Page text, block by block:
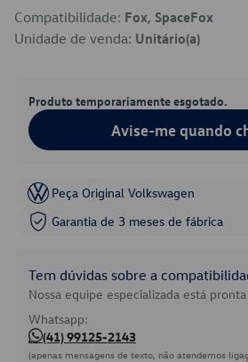
Compatibilidade: Fox, SpaceFox
Unidade de venda: Unitário(a)
Produto temporariamente esgotado.
Avise-me quando
Peça Original Volkswagen
Garantia de 3 meses de fábrica
Tem dúvidas sobre a
Nossa equipe especializada está
Whatsapp:
(41) 99125-2143
(apenas mensagens de texto, não atendemos